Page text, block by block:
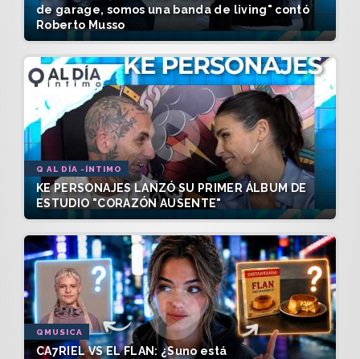
de garage, somos una banda de living" contó
Roberto Musso
Q AL DÍA -ÍNTIMO
KE PERSONAJES LANZÓ SU PRIMER ÁLBUM DE
ESTUDIO "CORAZÓN AUSENTE"
QMUSICA
CA7RIEL VS EL FLAN: ¿Suno está